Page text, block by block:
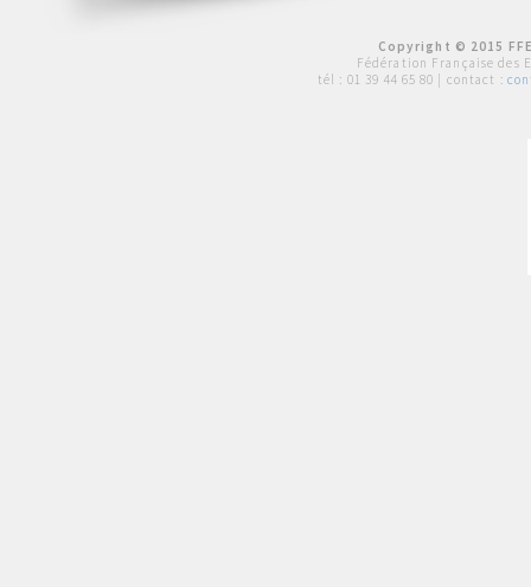
Copyright © 2015
Fédération Française des
tél : 01 39 44 65 80 | contact :